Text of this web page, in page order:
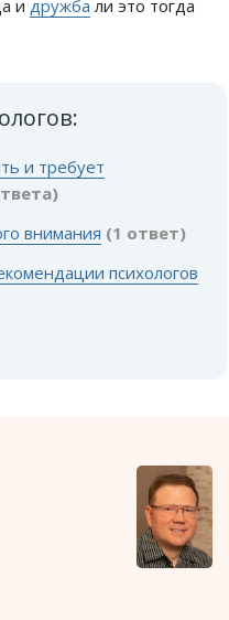
и дружба ли это тогда
и требует
внимания (1 ответ)
психологов